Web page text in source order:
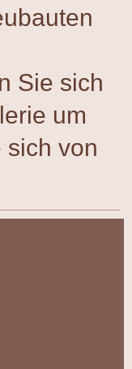
Sie sich
um
sich von